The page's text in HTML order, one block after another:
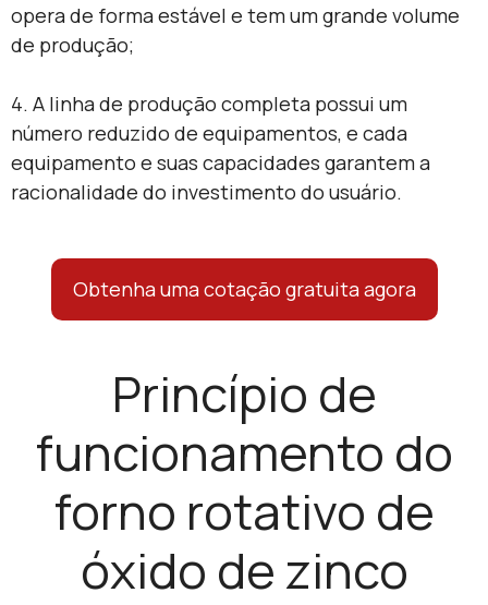
opera de forma estável e tem um grande volume
de produção;
4. A linha de produção completa possui um
número reduzido de equipamentos, e cada
equipamento e suas capacidades garantem a
racionalidade do investimento do usuário.
Obtenha uma cotação gratuita agora
Princípio de
funcionamento do
forno rotativo de
óxido de zinco